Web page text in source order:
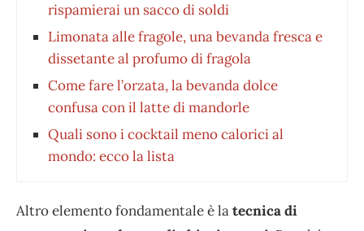
rispamierai un sacco di soldi
Limonata alle fragole, una bevanda fresca e
dissetante al profumo di fragola
Come fare l’orzata, la bevanda dolce
confusa con il latte di mandorle
Quali sono i cocktail meno calorici al
mondo: ecco la lista
Altro elemento fondamentale è latecnica di